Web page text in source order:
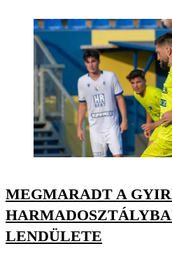
MEGMARADT A
LENDÜLETE